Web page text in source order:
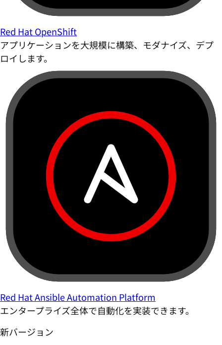
Red Hat OpenShift
アプリケーションを大規模に構築、モダナイズ、デプ
ロイします。
Red Hat Ansible Automation Platform
エンタープライズ全体で自動化を実装できます。
新バージョン